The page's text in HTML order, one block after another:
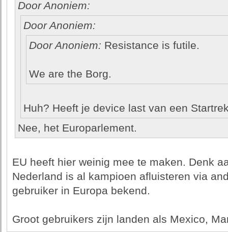
Door Anoniem:
Door Anoniem:
Door Anoniem: Resistance is futile.
We are the Borg.
Huh? Heeft je device last van een
Nee, het Europarlement.
EU heeft hier weinig mee te maken. Denk
Nederland is al kampioen afluisteren via
gebruiker in Europa bekend.
Groot gebruikers zijn landen als Mexico,